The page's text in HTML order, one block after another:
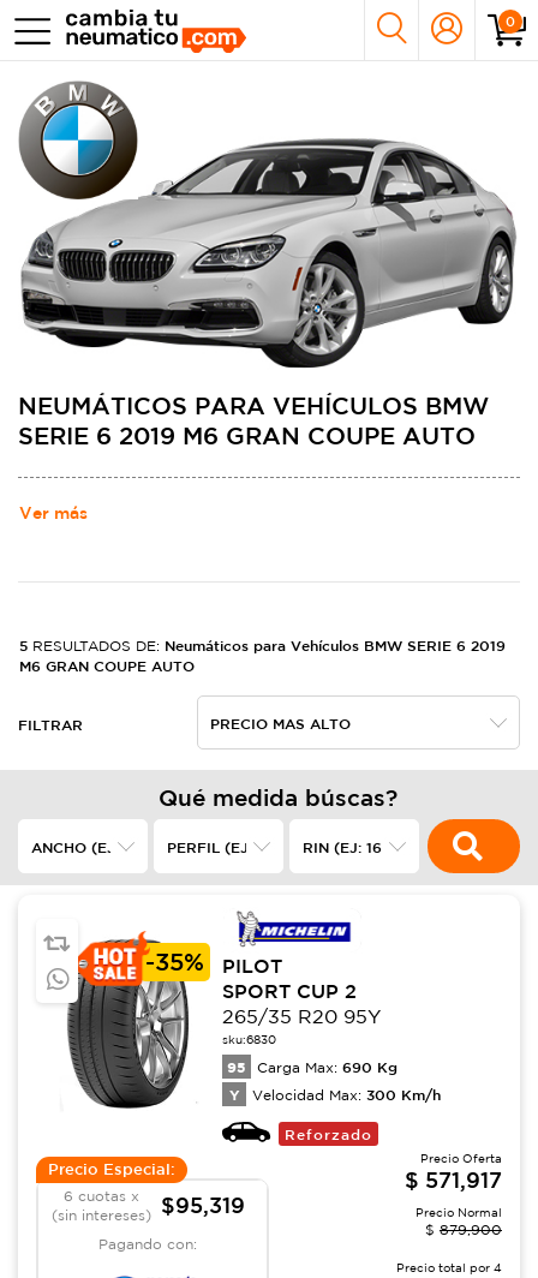
0
NEUMÁTICOS PARA VEHÍCULOS BMW
SERIE 6 2019 M6 GRAN COUPE AUTO
Ver más
5 RESULTADOS DE: Neumáticos para Vehículos BMW SERIE 6 2019
M6 GRAN COUPE AUTO
FILTRAR
Qué medida búscas?
-35%
PILOT
SPORT CUP 2
265/35 R20 95Y
sku:6830
95 Carga Max: 690 Kg
Y Velocidad Max: 300 Km/h
Reforzado
Precio Especial:
6 cuotas x
(sin intereses)
$95,319
Pagando con:
Precio Oferta
$ 571,917
Precio Normal
$ 879,900
Precio total por 4